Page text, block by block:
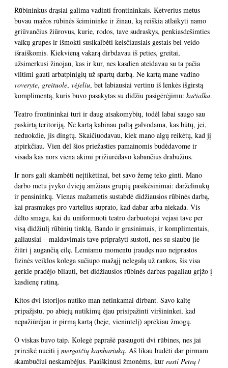
Rūbininkus drąsiai galima vadinti frontininkais. Ketverius metus
buvau mažos rūbinės šeimininke ir žinau, ką reiškia atlaikyti namo
griūvančius žiūrovus, kurie, rodos, tave sudraskys, penkiasdešimties
vaikų grupes ir išmokti susikalbėti keisčiausiais gestais bei veido
išraiškomis. Kiekvieną vakarą dirbdavau iš peties, greitai,
užsimerkusi žinojau, kas ir kur, nes kasdien ateidavau su ta pačia
viltimi gauti arbatpinigių už spartų darbą. Ne kartą mane vadino
voveryte, greituole, vėjeliu, bet labiausiai vertinu iš lenkės išgirstą
komplimentą, kuris buvo pasakytas su didžiu pasigėrėjimu: kačialka.
Teatro frontininkai turi ir daug atsakomybių, todėl labai saugo sau
paskirtą teritoriją. Ne kartą kabinau paltą galvodama, kas būtų, jei,
neduokdie, jis dingtų. Skaičiuodavau, kiek mano algų reikėtų, kad jį
atpirkčiau. Vien dėl šios priežasties pamainomis budėdavome ir
visada kas nors viena akimi prižiūrėdavo kabančius drabužius.
Ir nors gali skambėti neįtikėtinai, bet savo žemę teko ginti. Mano
darbo metu įvyko dviejų amžiaus grupių pasikėsinimai: darželinukų
ir pensininkų. Vienas mažametis sustabdė didžiausios rūbinės darbą,
kai prasmukęs pro vartelius suprato, kad dabar arba niekada. Vis
dėlto smagu, kai du uniformuoti teatro darbuotojai vejasi tave per
visą didžiulį rūbinių tinklą. Bando ir grasinimais, ir komplimentais,
galiausiai – maldavimais tave priprašyti sustoti, nes su siaubu jie
žiūri į augančią eilę. Lemiamu momentu įraudęs nuo neįprastos
fizinės veiklos kolega sučiupo mažąjį nelegalą už rankos, šis visa
gerkle pradėjo bliauti, bet didžiausios rūbinės darbas pagaliau grįžo į
kasdienę rutiną.
Kitos dvi istorijos nutiko man netinkamai dirbant. Savo kaltę
pripažįstu, po abiejų nutikimų ėjau prisipažinti viršininkei, kad
nepažiūrėjau ir pirmą kartą (beje, vienintelį) aprėkiau žmogų.
O viskas buvo taip. Kolegė paprašė pasaugoti dvi rūbines, nes jai
prireikė nueiti į mergaičių kambariuką. Aš likau budėti dar pirmam
skambučiui neskambėjus. Paaiškinusi žmonėms, kur rasti Petrą /